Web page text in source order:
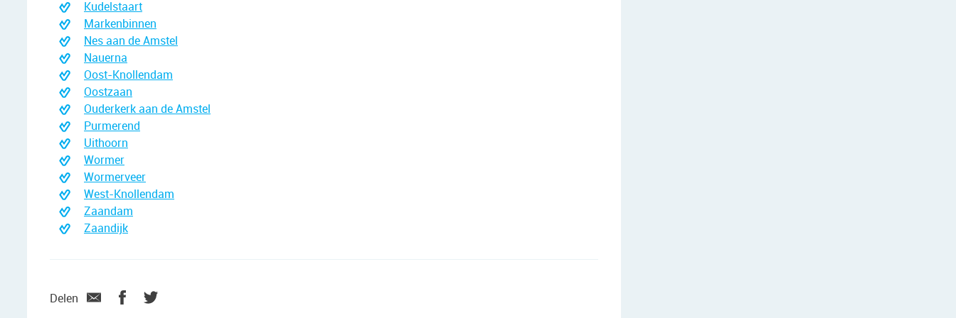
Kudelstaart
Markenbinnen
Nes aan de Amstel
Nauerna
Oost-Knollendam
Oostzaan
Ouderkerk aan de Amstel
Purmerend
Uithoorn
Wormer
Wormerveer
West-Knollendam
Zaandam
Zaandijk
Delen